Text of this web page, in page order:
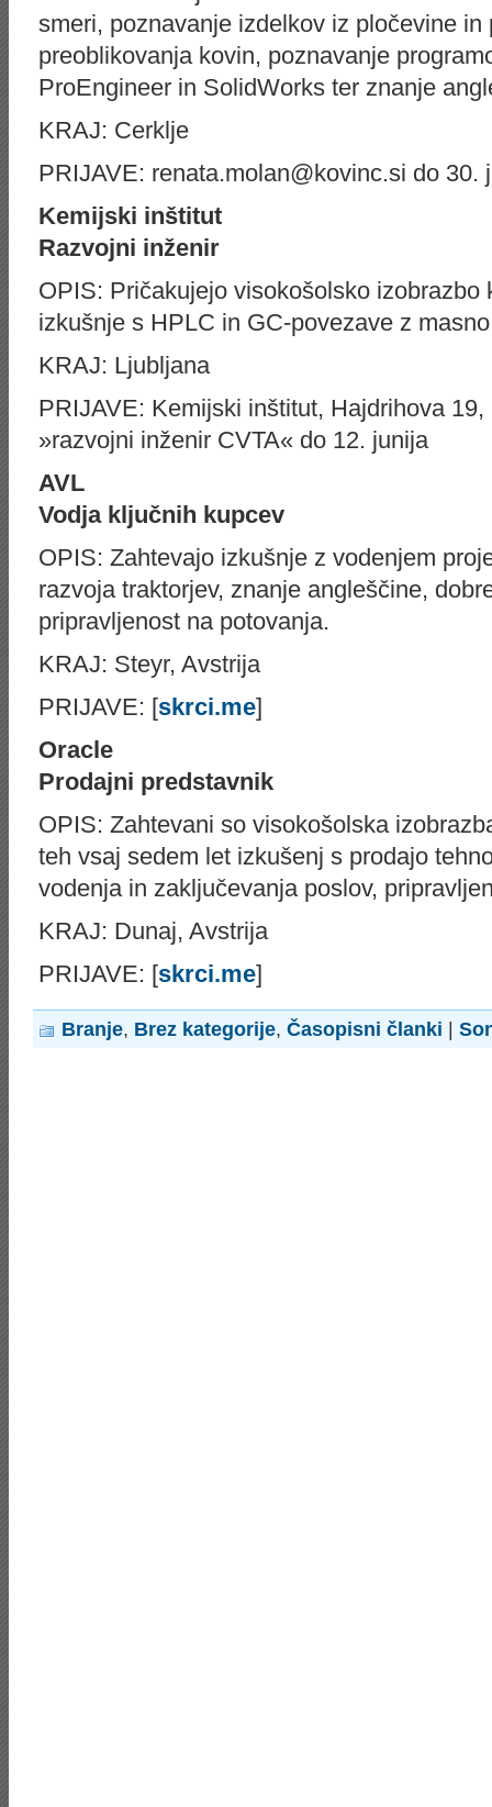
smeri, poznavanje izdelkov iz pločevine
preoblikovanja kovin, poznavanje
ProEngineer in SolidWorks ter znanje
KRAJ: Cerklje
PRIJAVE: renata.molan@kovinc.si do 30.
Kemijski inštitut
Razvojni inženir
OPIS: Pričakujejo visokošolsko izobrazbo
izkušnje s HPLC in GC-povezave z
KRAJ: Ljubljana
PRIJAVE: Kemijski inštitut, Hajdrihova
»razvojni inženir CVTA« do 12. junija
AVL
Vodja ključnih kupcev
OPIS: Zahtevajo izkušnje z vodenjem
razvoja traktorjev, znanje angleščine,
pripravljenost na potovanja.
KRAJ: Steyr, Avstrija
PRIJAVE: [skrci.me]
Oracle
Prodajni predstavnik
OPIS: Zahtevani so visokošolska
teh vsaj sedem let izkušenj s prodajo
vodenja in zaključevanja poslov,
KRAJ: Dunaj, Avstrija
PRIJAVE: [skrci.me]
Branje, Brez kategorije, Časopisni članki